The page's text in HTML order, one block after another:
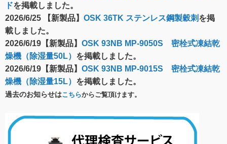
ドを掲載しました。
2026/6/25 【新製品】 OSK 36TK ステンレス鋼製穀刺 を掲
載しました。
2026/6/19【新製品】 OSK 93NB MP-9050S 密栓式凍結乾
燥機（除湿量50L） を掲載しました。
2026/6/19【新製品】 OSK 93NB MP-9015S 密栓式凍結乾
燥機（除湿量15L） を掲載しました。
過去のお知らせはこちらからご覧頂けます。